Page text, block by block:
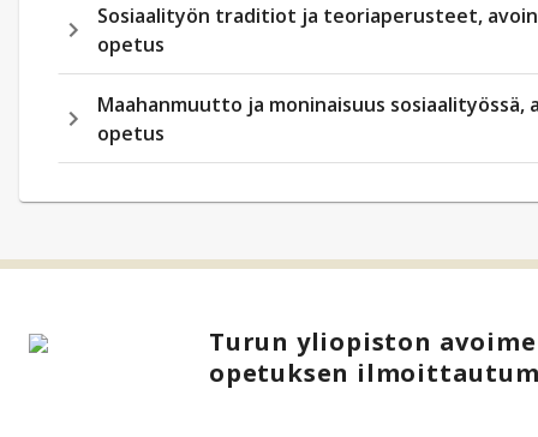
Sosiaalityön traditiot ja teoriaperusteet,
opetus
Maahanmuutto ja moninaisuus sosiaalityössä,
opetus
Turun yliopiston
opetuksen